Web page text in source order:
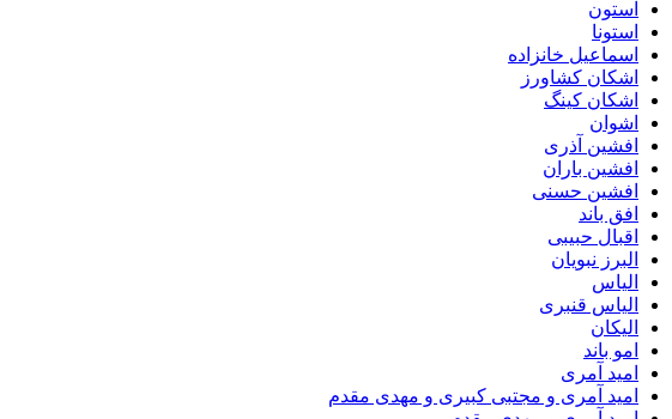
استون
استونا
اسماعیل خانزاده
اشکان کشاورز
اشکان کینگ
اشوان
افشین آذری
افشین باران
افشین حسنی
افق باند
اقبال حبیبی
البرز نبویان
الیاس
الیاس قنبرى
الیکان
امو باند
امید آمری
امید آمری و مجتبی کبیری و مهدى مقدم